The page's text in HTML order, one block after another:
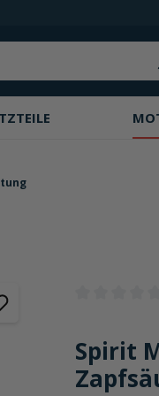
Spirit